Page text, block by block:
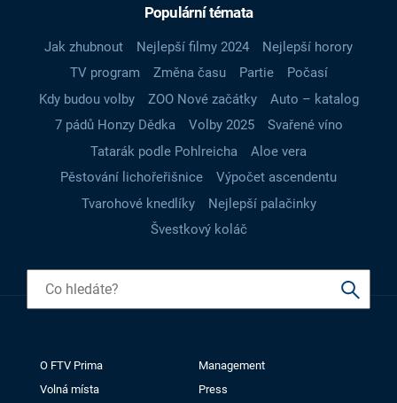
Populární témata
Jak zhubnout Nejlepší filmy 2024
Nejlepší horory
TV program
Změna času Partie
Počasí
Kdy budou volby
ZOO Nové začátky
Auto – katalog
7 pádů Honzy Dědka
Volby 2025
Svařené víno
Tatarák podle Pohlreicha
Aloe vera
Pěstování lichořeřišnice
Výpočet ascendentu
Tvarohové knedlíky
Nejlepší palačinky
Švestkový koláč
O FTV Prima
Management
Volná místa
Press